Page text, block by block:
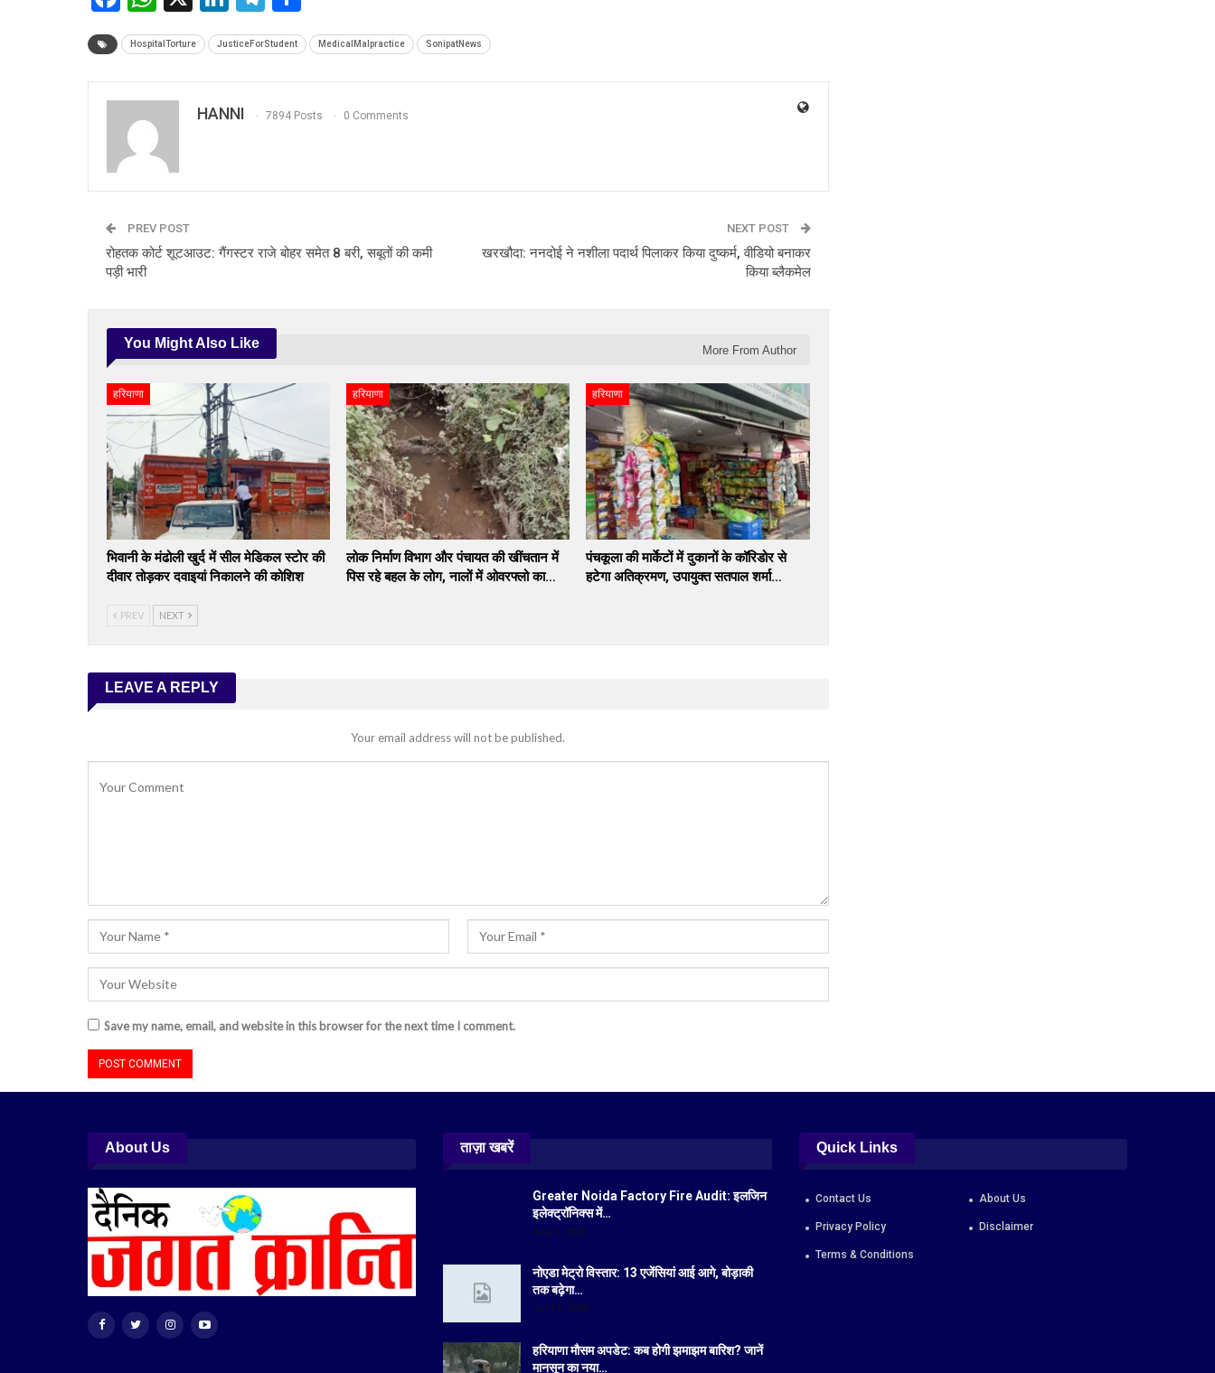
HospitalTorture JusticeForStudent MedicalMalpractice SonipatNews
HANNI 7894 Posts 0 Comments
PREV POST
रोहतक कोर्ट शूटआउट: गैंगस्टर राजे बोहर समेत 8 बरी, सबूतों की कमी
पड़ी भारी
NEXT POST
खरखौदा: ननदोई ने नशीला पदार्थ पिलाकर किया दुष्कर्म, वीडियो बनाकर
किया ब्लैकमेल
You Might Also Like More From Author
हरियाणा
भिवानी के मंढोली खुर्द में सील मेडिकल स्टोर की
दीवार तोड़कर दवाइयां निकालने की कोशिश
हरियाणा
लोक निर्माण विभाग और पंचायत की खींचतान में
पिस रहे बहल के लोग, नालों में ओवरफ्लो का…
हरियाणा
पंचकूला की मार्केटों में दुकानों के कॉरिडोर से
हटेगा अतिक्रमण, उपायुक्त सतपाल शर्मा…
PREV NEXT
LEAVE A REPLY
Your email address will not be published.
Save my name, email, and website in this browser for the next time I comment.
About Us ताज़ा खबरें
Greater Noida Factory Fire Audit: इलजिन
इलेक्ट्रॉनिक्स में…
Aug 6, 2026
नोएडा मेट्रो विस्तार: 13 एजेंसियां आई आगे, बोड़ाकी
तक बढ़ेगा…
Jul 19, 2026
हरियाणा मौसम अपडेट: कब होगी झमाझम बारिश? जानें
मानसून का नया…
Quick Links
Contact Us About Us
Privacy Policy Disclaimer
Terms & Conditions